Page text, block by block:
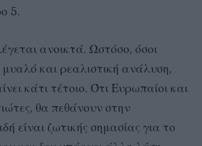
5.
ανοικτά. Ωστόσο, όσοι
μυαλό και ρεαλιστική ανάλυση,
κάτι τέτοιο. Ότι Ευρωπαίοι και
θα πεθάνουν στην
είναι ζωτικής σημασίας για το